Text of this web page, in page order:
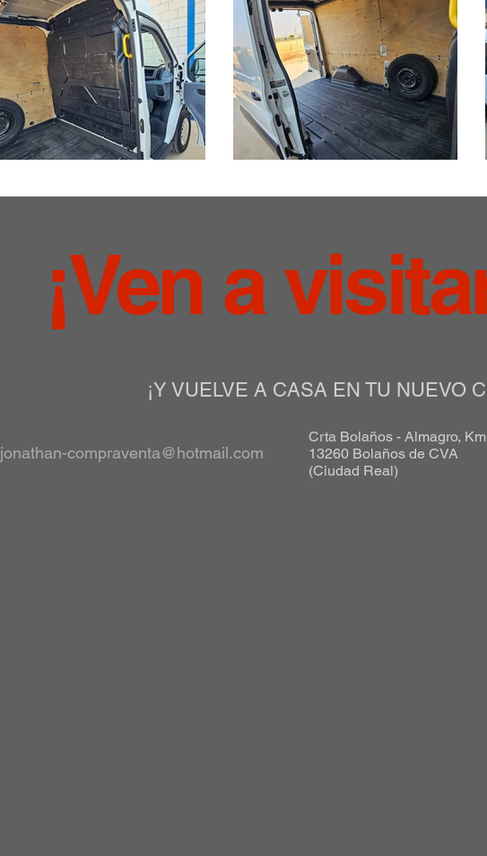
¡Ven a
¡Y VUELVE A CASA EN TU NUEVO
jonathan-compraventa@hotmail.com
Crta Bolaños - Almagro,
13260 Bolaños de CVA
(Ciudad Real)